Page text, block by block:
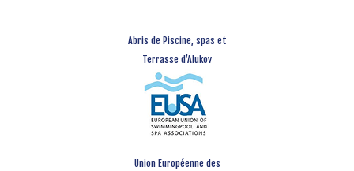
Abris de Piscine, spas et
Terrasse d’Alukov
Union Européenne des